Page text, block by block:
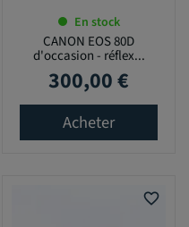
En stock
CANON EOS 80D
d'occasion - réflex...
Prix
300,00 €
Acheter
favorite_border